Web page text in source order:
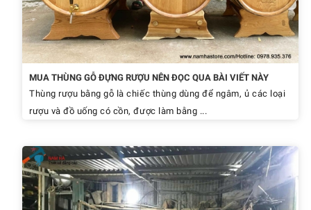
MUA THÙNG GỖ ĐỰNG RƯỢU NÊN ĐỌC QUA BÀI VIẾT NÀY
Thùng rượu bằng gỗ là chiếc thùng dùng để ngâm, ủ các loại
rượu và đồ uống có cồn, được làm bằng ...